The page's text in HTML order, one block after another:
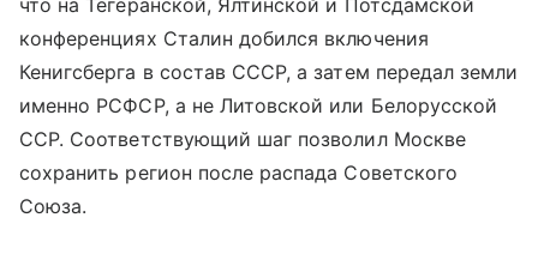
конференциях Сталин добился включения
Кенигсберга в состав СССР, а затем передал земли
именно РСФСР, а не Литовской или Белорусской
ССР. Соответствующий шаг позволил Москве
сохранить регион после распада Советского
Союза.